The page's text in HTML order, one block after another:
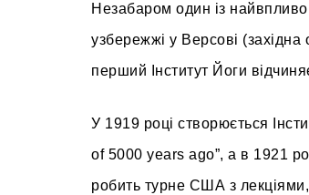
Незабаром один із
узбережжі у Версові
перший Інститут Йоги
У 1919 році створюється
of 5000 years ago”, а в 1921
робить турне США з лекціями,